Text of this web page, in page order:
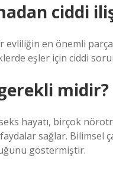
ciddi
evliliğin en önemli
eşler için ciddi
midir?
hayatı, birçok
sağlar. Bilimsel
göstermiştir.